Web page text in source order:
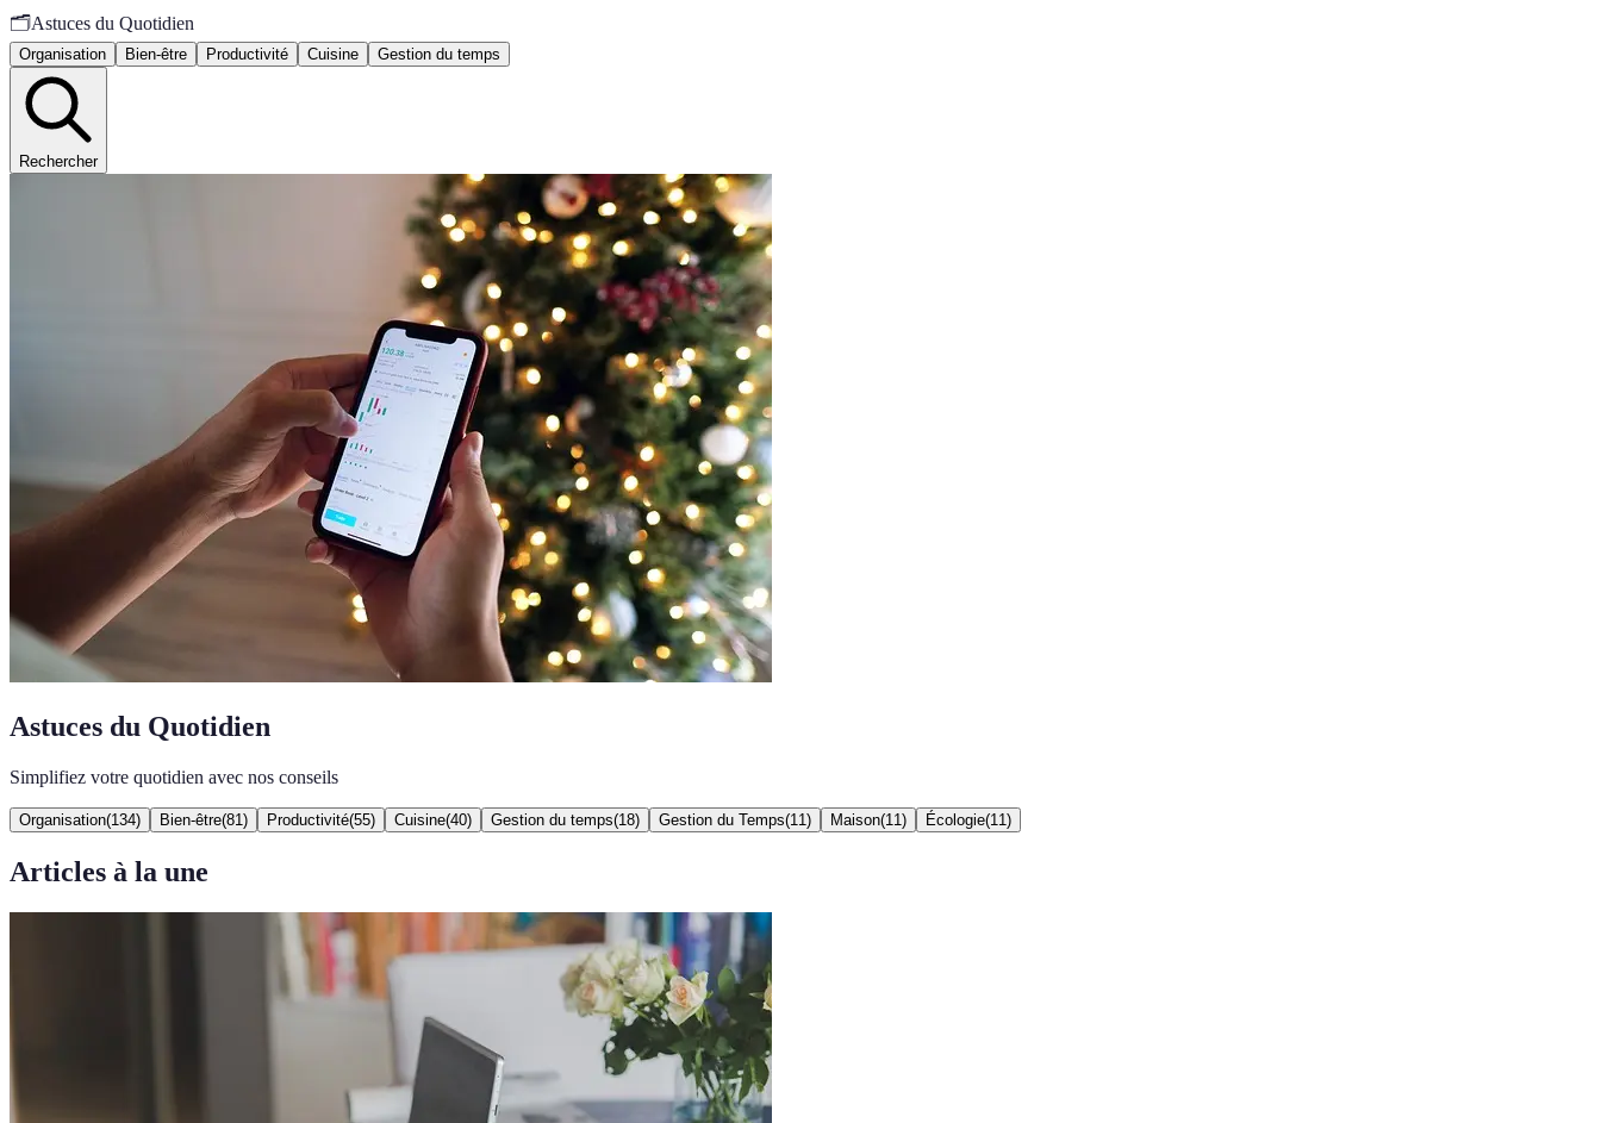
🗂️Astuces du Quotidien
Organisation Bien-être Productivité Cuisine Gestion du temps
Rechercher
Astuces du Quotidien
Simplifiez votre quotidien avec nos conseils
Organisation(134) Bien-être(81 ) Productivité(55) Cuisine(40) Gestion du temps(18) Gestion du Temps(11 ) Maison(11 ) Écologie(11 )
Articles à la une